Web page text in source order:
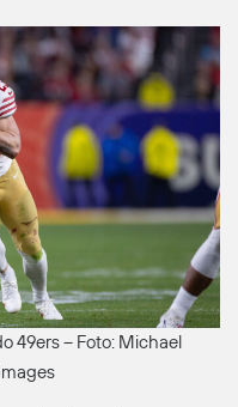
49ers – Foto: Michael